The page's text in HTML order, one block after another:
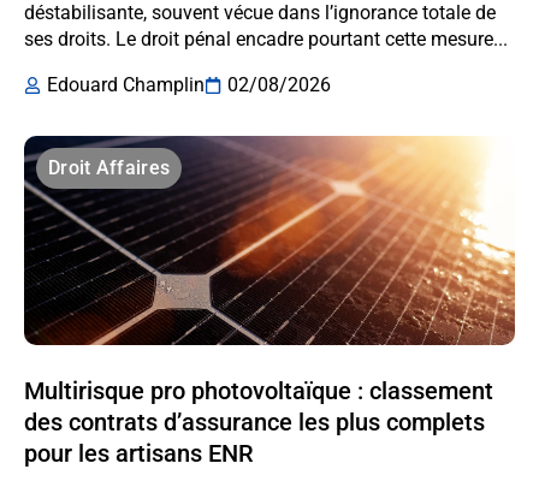
déstabilisante, souvent vécue dans l’ignorance totale de
ses droits. Le droit pénal encadre pourtant cette mesure...
Edouard Champlin
02/08/2026
Droit Affaires
Multirisque pro photovoltaïque : classement
des contrats d’assurance les plus complets
pour les artisans ENR